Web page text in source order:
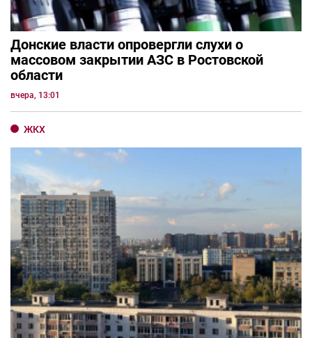
Донские власти опровергли слухи о
массовом закрытии АЗС в Ростовской
области
вчера, 13:01
ЖКХ